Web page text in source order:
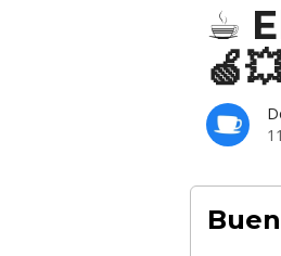
☕